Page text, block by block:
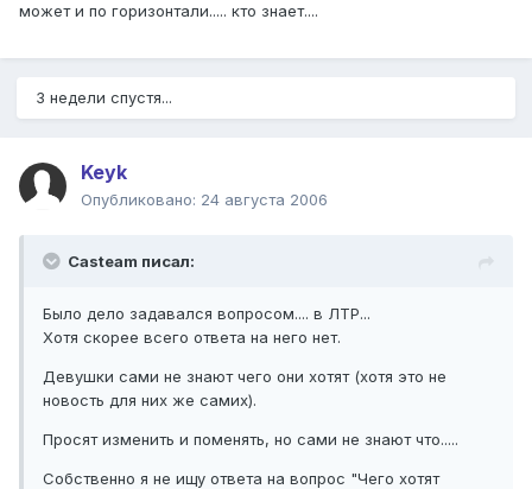
может и по горизонтали..... кто знает....
3 недели спустя...
Keyk
Опубликовано: 24 августа 2006
Casteam писал:
Было дело задавался вопросом.... в ЛТР...
Хотя скорее всего ответа на него нет.
Девушки сами не знают чего они хотят (хотя это не
новость для них же самих).
Просят изменить и поменять, но сами не знают что.....
Собственно я не ищу ответа на вопрос "Чего хотят